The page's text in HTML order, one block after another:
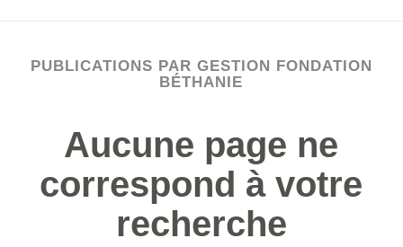
PUBLICATIONS PAR GESTION FONDATION
BÉTHANIE
Aucune page ne
correspond à votre
recherche